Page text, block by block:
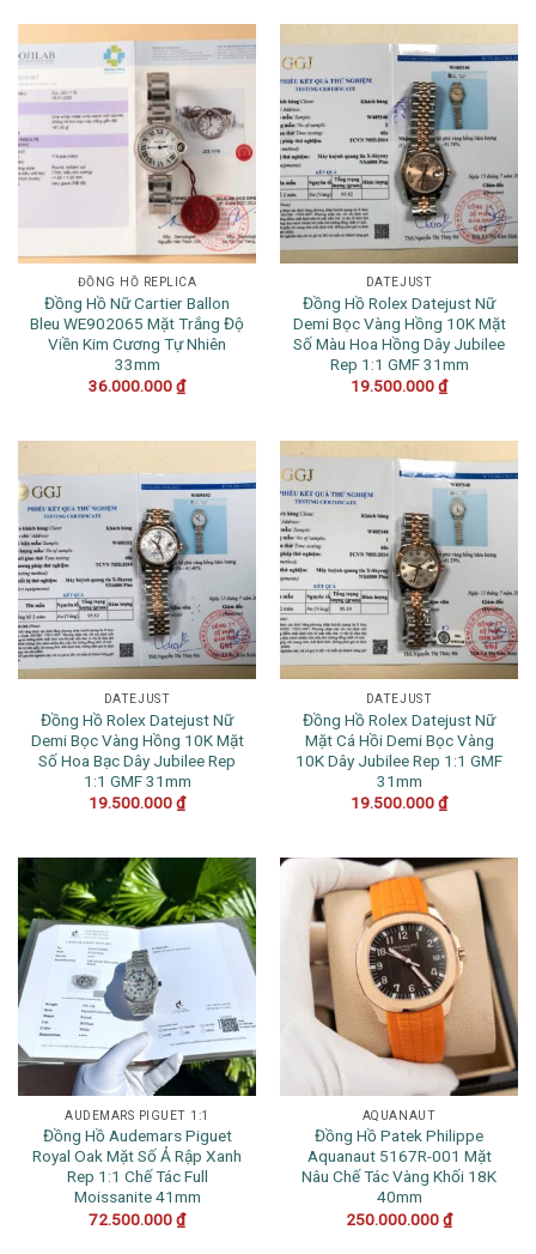
ĐỒNG HỒ REPLICA
Đồng Hồ Nữ Cartier Ballon
Bleu WE902065 Mặt Trắng Độ
Viền Kim Cương Tự Nhiên
33mm
36.000.000₫
DATEJUST
Đồng Hồ Rolex Datejust Nữ
Demi Bọc Vàng Hồng 10K Mặt
Số Màu Hoa Hồng Dây Jubilee
Rep 1:1 GMF 31mm
19.500.000₫
DATEJUST
Đồng Hồ Rolex Datejust Nữ
Demi Bọc Vàng Hồng 10K Mặt
Số Hoa Bạc Dây Jubilee Rep
1:1 GMF 31mm
19.500.000₫
DATEJUST
Đồng Hồ Rolex Datejust Nữ
Mặt Cá Hồi Demi Bọc Vàng
10K Dây Jubilee Rep 1:1 GMF
31mm
19.500.000₫
AUDEMARS PIGUET 1:1
Đồng Hồ Audemars Piguet
Royal Oak Mặt Số Ả Rập Xanh
Rep 1:1 Chế Tác Full
Moissanite 41mm
72.500.000₫
AQUANAUT
Đồng Hồ Patek Philippe
Aquanaut 5167R-001 Mặt
Nâu Chế Tác Vàng Khối 18K
40mm
250.000.000₫